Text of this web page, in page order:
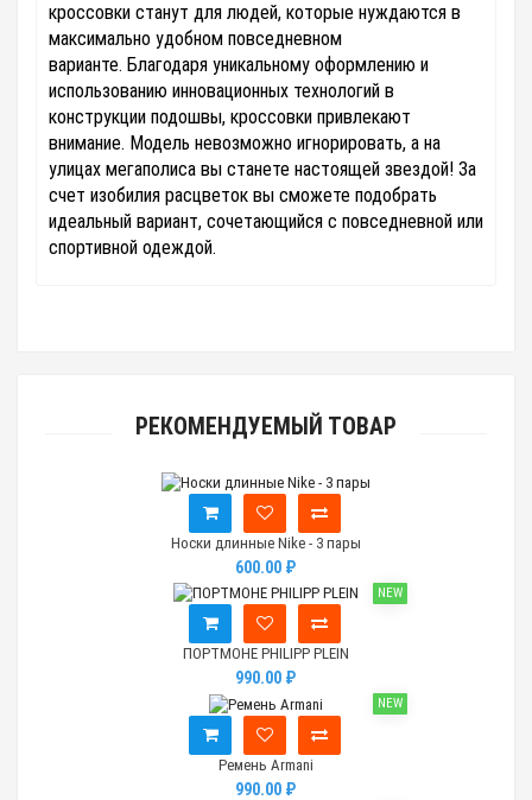
кроссовки станут для людей, которые нуждаются в
максимально удобном повседневном
варианте. Благодаря уникальному оформлению и
использованию инновационных технологий в
конструкции подошвы, кроссовки привлекают
внимание. Модель невозможно игнорировать, а на
улицах мегаполиса вы станете настоящей звездой! За
счет изобилия расцветок вы сможете подобрать
идеальный вариант, сочетающийся с повседневной или
спортивной одеждой.
РЕКОМЕНДУЕМЫЙ ТОВАР
Носки длинные Nike - 3 пары
600.00 ₽
NEW
ПОРТМОНЕ PHILIPP PLEIN
990.00 ₽
NEW
Ремень Armani
990.00 ₽